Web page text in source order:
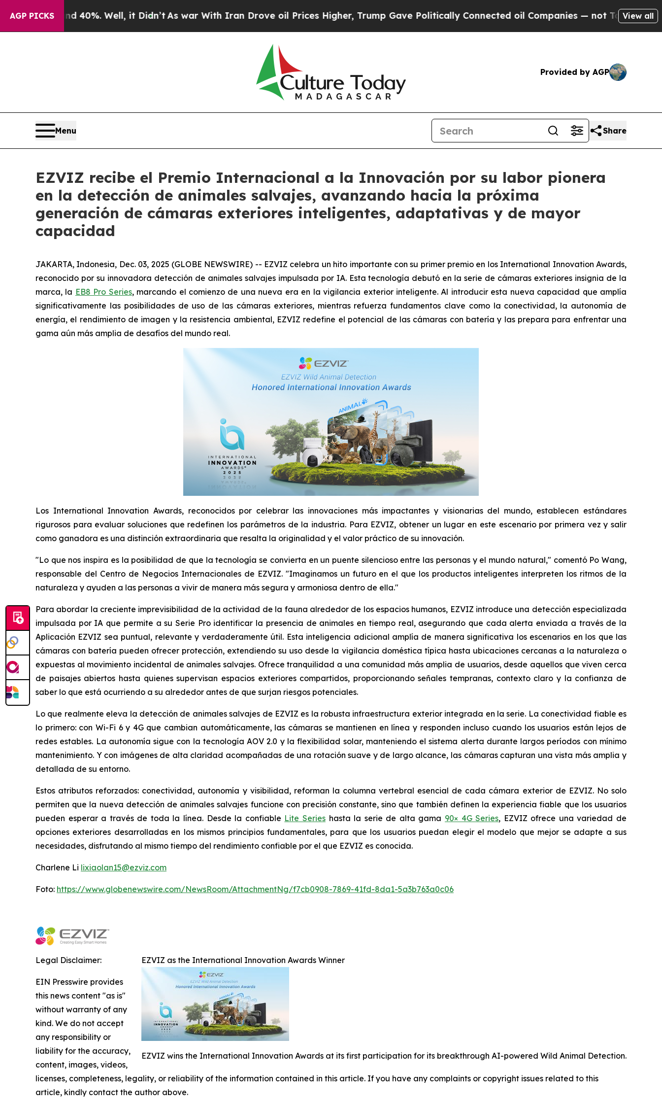
AGP PICKS40%. Well, it Didn’tAs war With Iran Drove oil Prices Higher, Trump Gave Politically Connected oil Companies — not Taxpayers — theView all
Provided by AGP
Menu Share
EZVIZ recibe el Premio Internacional a la Innovación por su labor pionera
en la detección de animales salvajes, avanzando hacia la próxima
generación de cámaras exteriores inteligentes, adaptativas y de mayor
capacidad
JAKARTA, Indonesia, Dec. 03, 2025 (GLOBE NEWSWIRE) -- EZVIZ celebra un hito importante con su primer premio en los International Innovation Awards,
reconocido por su innovadora detección de animales salvajes impulsada por IA. Esta tecnología debutó en la serie de cámaras exteriores insignia de la
marca, la EB8 Pro Series, marcando el comienzo de una nueva era en la vigilancia exterior inteligente. Al introducir esta nueva capacidad que amplía
significativamente las posibilidades de uso de las cámaras exteriores, mientras refuerza fundamentos clave como la conectividad, la autonomía de
energía, el rendimiento de imagen y la resistencia ambiental, EZVIZ redefine el potencial de las cámaras con batería y las prepara para enfrentar una
gama aún más amplia de desafíos del mundo real.
Los International Innovation Awards, reconocidos por celebrar las innovaciones más impactantes y visionarias del mundo, establecen estándares
rigurosos para evaluar soluciones que redefinen los parámetros de la industria. Para EZVIZ, obtener un lugar en este escenario por primera vez y salir
como ganadora es una distinción extraordinaria que resalta la originalidad y el valor práctico de su innovación.
"Lo que nos inspira es la posibilidad de que la tecnología se convierta en un puente silencioso entre las personas y el mundo natural," comentó Po Wang,
responsable del Centro de Negocios Internacionales de EZVIZ. "Imaginamos un futuro en el que los productos inteligentes interpreten los ritmos de la
naturaleza y ayuden a las personas a vivir de manera más segura y armoniosa dentro de ella."
Para abordar la creciente imprevisibilidad de la actividad de la fauna alrededor de los espacios humanos, EZVIZ introduce una detección especializada
impulsada por IA que permite a su Serie Pro identificar la presencia de animales en tiempo real, asegurando que cada alerta enviada a través de la
Aplicación EZVIZ sea puntual, relevante y verdaderamente útil. Esta inteligencia adicional amplía de manera significativa los escenarios en los que las
cámaras con batería pueden ofrecer protección, extendiendo su uso desde la vigilancia doméstica típica hasta ubicaciones cercanas a la naturaleza o
expuestas al movimiento incidental de animales salvajes. Ofrece tranquilidad a una comunidad más amplia de usuarios, desde aquellos que viven cerca
de paisajes abiertos hasta quienes supervisan espacios exteriores compartidos, proporcionando señales tempranas, contexto claro y la confianza de
saber lo que está ocurriendo a su alrededor antes de que surjan riesgos potenciales.
Lo que realmente eleva la detección de animales salvajes de EZVIZ es la robusta infraestructura exterior integrada en la serie. La conectividad fiable es
lo primero: con Wi-Fi 6 y 4G que cambian automáticamente, las cámaras se mantienen en línea y responden incluso cuando los usuarios están lejos de
redes estables. La autonomía sigue con la tecnología AOV 2.0 y la flexibilidad solar, manteniendo el sistema alerta durante largos períodos con mínimo
mantenimiento. Y con imágenes de alta claridad acompañadas de una rotación suave y de largo alcance, las cámaras capturan una vista más amplia y
detallada de su entorno.
Estos atributos reforzados: conectividad, autonomía y visibilidad, reforman la columna vertebral esencial de cada cámara exterior de EZVIZ. No solo
permiten que la nueva detección de animales salvajes funcione con precisión constante, sino que también definen la experiencia fiable que los usuarios
pueden esperar a través de toda la línea. Desde la confiable Lite Serieshasta la serie de alta gama 90× 4G Series, EZVIZ ofrece una variedad de
opciones exteriores desarrolladas en los mismos principios fundamentales, para que los usuarios puedan elegir el modelo que mejor se adapte a sus
necesidades, disfrutando al mismo tiempo del rendimiento confiable por el que EZVIZ es conocida.
Charlene Li lixiaolan15@ezviz.com
Foto: https://www.globenewswire.com/NewsRoom/AttachmentNg/f7cb0908-7869-41fd-8da1-5a3b763a0c06
EZVIZ as the International Innovation Awards Winner
EZVIZ wins the International Innovation Awards at its first participation for its breakthrough AI-powered Wild Animal Detection.
Legal Disclaimer:
EIN Presswire provides
this news content "as is"
without warranty of any
kind. We do not accept
any responsibility or
liability for the accuracy,
content, images, videos,
licenses, completeness, legality, or reliability of the information contained in this article. If you have any complaints or copyright issues related to this
article, kindly contact the author above.